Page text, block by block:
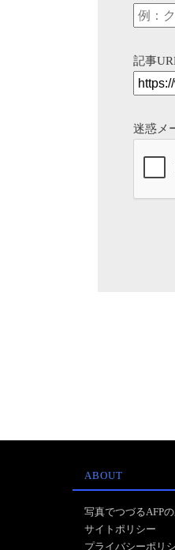
記事
迷惑メ
ABOUT
写真でつづるAFP
サイトポリシー
プライバシーポリ